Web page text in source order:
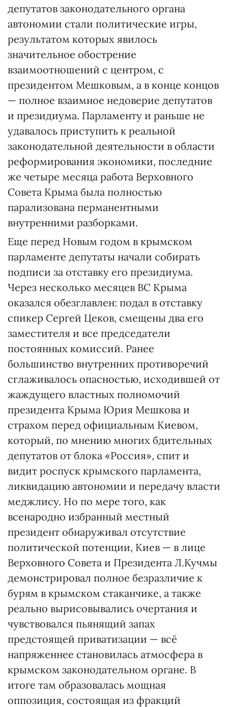
депутатов законодательного органа
автономии стали политические игры,
результатом которых явилось
значительное обострение
взаимоотношений с центром, с
президентом Мешковым, а в конце концов
— полное взаимное недоверие депутатов
и президиума. Парламенту и раньше не
удавалось приступить к реальной
законодательной деятельности в области
реформирования экономики, последние
же четыре месяца работа Верховного
Совета Крыма была полностью
парализована перманентными
внутренними разборками.
Еще перед Новым годом в крымском
парламенте депутаты начали собирать
подписи за отставку его президиума.
Через несколько месяцев ВС Крыма
оказался обезглавлен: подал в отставку
спикер Сергей Цеков, смещены два его
заместителя и все председатели
постоянных комиссий. Ранее
большинство внутренних противоречий
сглаживалось опасностью, исходившей от
жаждущего властных полномочий
президента Крыма Юрия Мешкова и
страхом перед официальным Киевом,
который, по мнению многих бдительных
депутатов от блока «Россия», спит и
видит роспуск крымского парламента,
ликвидацию автономии и передачу власти
меджлису. Но по мере того, как
всенародно избранный местный
президент обнаруживал отсутствие
политической потенции, Киев — в лице
Верховного Совета и Президента Л.Кучмы
демонстрировал полное безразличие к
бурям в крымском стаканчике, а также
реально вырисовывались очертания и
чувствовался пьянящий запах
предстоящей приватизации — всё
напряженнее становилась атмосфера в
крымском законодательном органе. В
итоге там образовалась мощная
оппозиция, состоящая из фракций